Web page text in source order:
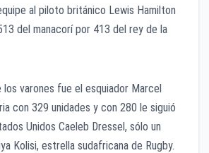
al piloto británico Lewis Hamilton
del manacorí por 413 del rey de la
varones fue el esquiador Marcel
con 329 unidades y con 280 le siguió
Unidos Caeleb Dressel, sólo un
Kolisi, estrella sudafricana de Rugby.